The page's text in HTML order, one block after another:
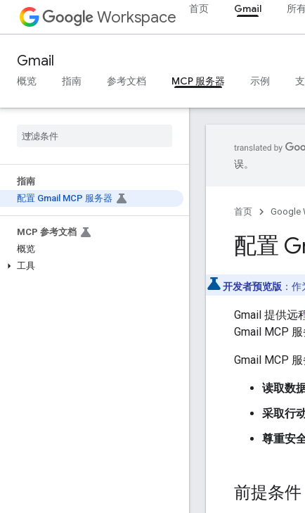
Workspace 首页 Gmail 所
Gmail
概览 指南 参考文档 MCP 服务器 示例
指南
配置 Gmail MCP 服务器
MCP 参考文档
概览
工具
误。
首页 Google
配置
开发者预览版 ：作
Gmail 提供远
Gmail MCP
Gmail MCP
读取数
采取行
尊重安
前提条件